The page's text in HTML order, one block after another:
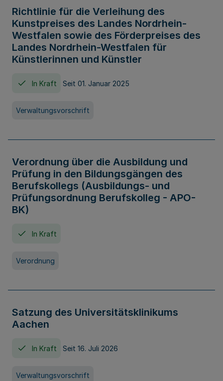
Richtlinie für die Verleihung des
Kunstpreises des Landes Nordrhein-
Westfalen sowie des Förderpreises des
Landes Nordrhein-Westfalen für
Künstlerinnen und Künstler
In Kraft Seit 01. Januar 2025
Verwaltungsvorschrift
Verordnung über die Ausbildung und
Prüfung in den Bildungsgängen des
Berufskollegs (Ausbildungs- und
Prüfungsordnung Berufskolleg - APO-
BK)
In Kraft
Verordnung
Satzung des Universitätsklinikums
Aachen
In Kraft Seit 16. Juli 2026
Verwaltungsvorschrift